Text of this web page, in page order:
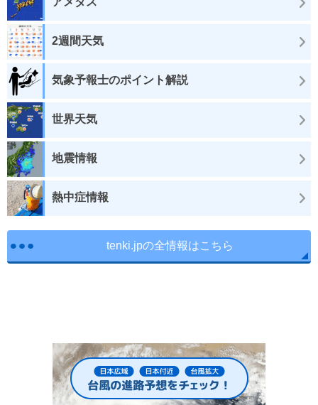
2週間天気
気象予報士のポイント解説
世界天気
地震情報
熱中症情報
tenki.jpの全情報はこちら